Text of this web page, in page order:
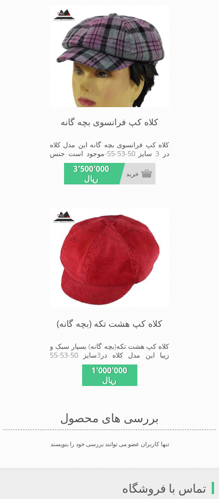
کلاه کپ فرانسوی بچه گانه
کلاه کپ فرانسوی بچه گانه این مدل کلاه
در 3 سایز 50-53-55-موجود است جنس
پارچه آکرلیک است پارچه این مدل کلاه
ضخیم مناسب زمستان است زیبا و خوش
فرم بسیار سبک و راحت
3٬500٬000
ریال
خرید
کلاه کپ هشت تکه (بچه گانه)
کلاه کپ هشت تکه(بچه گانه) بسیار سبک و
زیبا این مدل کلاه در3سایز 50-53-55
موجود است
1٬000٬000
ریال
بررسی های محصول
تنها کاربران عضو می توانند بررسی خود را بنویسند
تماس با فروشگاه